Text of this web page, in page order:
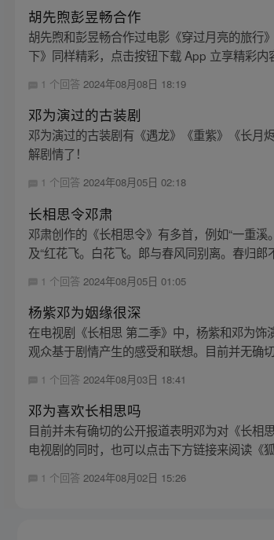
胡先煦彭昱畅合作
胡先煦和彭昱畅合作过电影《穿过月亮的旅行
下》同样精彩，点击按钮下载 App 立享精彩内
1 个回答2024年08月08日 18:19
邓为演过的古装剧
邓为演过的古装剧有《遇龙》《重紫》《长月
解剧情了！
1 个回答2024年08月05日 02:18
长相思令邓肃
邓肃创作的《长相思令》有多首，例如“一重
及“红花飞。白花飞。郎与春风同别离。春归
1 个回答 2024年08月05日 01:05
杨紫邓为姻缘很深
在电视剧《长相思 第二季》中，杨紫和邓为
观众基于剧情产生的感受和联想。目前并无确
1 个回答 2024年08月03日 18:41
邓为喜欢长相思吗
目前并未有确切的公开报道表明邓为对《长相
电视剧的同时，也可以点击下方链接来阅读《
1 个回答2024年08月02日 15:26